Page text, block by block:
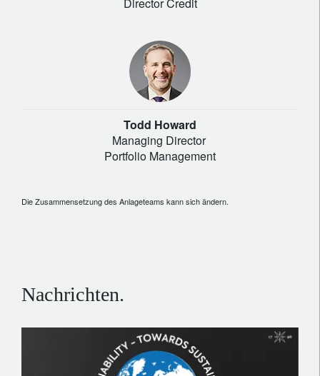
Todd Howard
Managing Director
Portfolio Management
Die Zusammensetzung des Anlageteams kann sich ändern.
Nachrichten.